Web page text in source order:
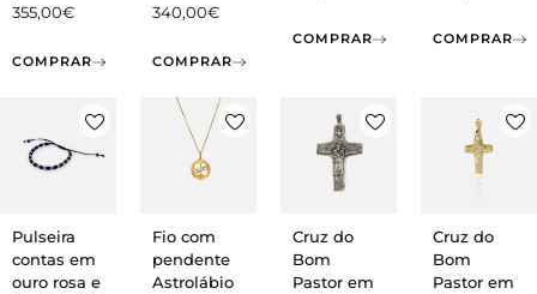
355,00€
COMPRAR
340,00€
COMPRAR
COMPRAR COMPRAR
Pulseira
contas em
ouro rosa e
Fio com
pendente
Astrolábio
Cruz do
Bom
Pastor em
Cruz do
Bom
Pastor em